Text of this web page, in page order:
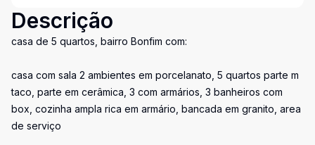
Descrição
casa de 5 quartos, bairro Bonfim com:
casa com sala 2 ambientes em porcelanato, 5 quartos parte m
taco, parte em cerâmica, 3 com armários, 3 banheiros com
box, cozinha ampla rica em armário, bancada em granito, area
de serviço